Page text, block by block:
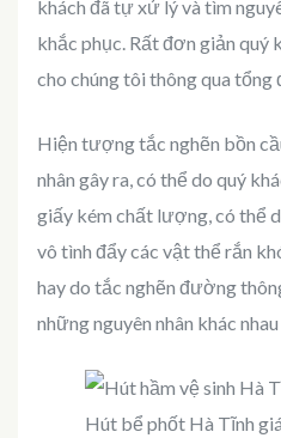
khách đã tự xử lý và tìm
khắc phục. Rất đơn giản quý
cho chúng tôi thông qua tổng
Hiện tượng tắc nghẽn bồn
nhân gây ra, có thể do quý
giấy kém chất lượng, có thể
vô tình đẩy các vật thể rắn
hay do tắc nghẽn đường
những nguyên nhân khác
Hút bể phốt Hà Tĩnh